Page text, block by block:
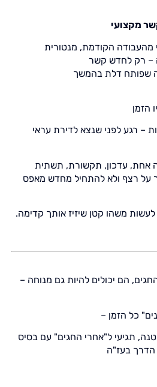
מקצועי
מהעבודה הקודמת, מנטורית
– רק לחדש קשר
שפותח דלת בהמשך
הזמן
– רגע לפני שנצא לדירת עראי
אחת, עדכון, תקשורת, תשתית
על רצף ולא להתחיל מחדש מאפס
משהו קטן שיזיז אותך קדימה.
הם יכולים להיות גם מנוחה –
כל הזמן –
תגיעי ל"אחרי החגים" עם בסיס
הדרך בעז"ה